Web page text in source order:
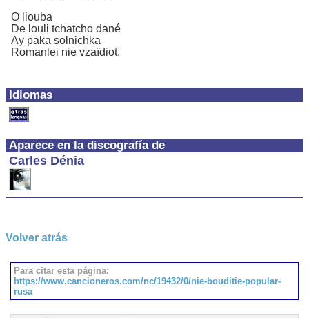
Idiomas
Aparece en la discografía de
Carles Dénia
O liouba
De louli tchatcho dané
Ay paka solnichka
Romanlei nie vzaïdiot.
Volver atrás
Para citar esta página:
https://www.cancioneros.com/nc/19432/0/nie-bouditie-popular-
rusa